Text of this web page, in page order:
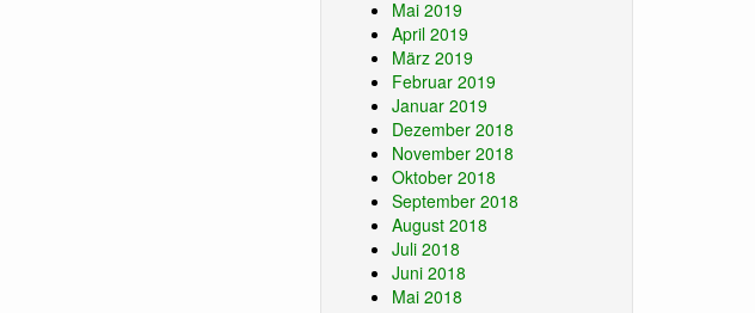
Mai 2019
April 2019
März 2019
Februar 2019
Januar 2019
Dezember 2018
November 2018
Oktober 2018
September 2018
August 2018
Juli 2018
Juni 2018
Mai 2018